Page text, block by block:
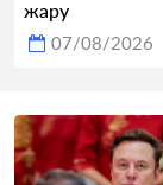
жару
07/08/2026